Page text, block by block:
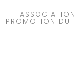
PROMOTION DU